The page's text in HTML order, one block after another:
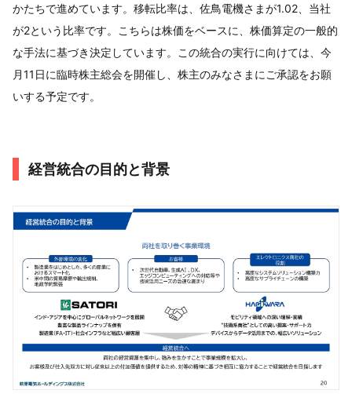
かたちで進めています。移転比率は、佐鳥電機さまが1.02、当社
が2という比率です。こちらは株価をベースに、株価算定の一般的
な手法に基づき決定しています。この統合の実行に向けては、今
月11日に臨時株主総会を開催し、株主のみなさまにご承認をお願
いする予定です。
経営統合の目的と背景